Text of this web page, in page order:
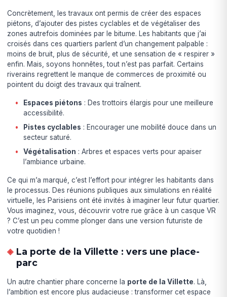
Concrètement, les travaux ont permis de créer des espaces
piétons, d’ajouter des pistes cyclables et de végétaliser des
zones autrefois dominées par le bitume. Les habitants que j’ai
croisés dans ces quartiers parlent d’un changement palpable :
moins de bruit, plus de sécurité, et une sensation de « respirer »
enfin. Mais, soyons honnêtes, tout n’est pas parfait. Certains
riverains regrettent le manque de commerces de proximité ou
pointent du doigt des travaux qui traînent.
Espaces piétons : Des trottoirs élargis pour une meilleure
accessibilité.
Pistes cyclables : Encourager une mobilité douce dans un
secteur saturé.
Végétalisation : Arbres et espaces verts pour apaiser
l’ambiance urbaine.
Ce qui m’a marqué, c’est l’effort pour intégrer les habitants dans
le processus. Des réunions publiques aux simulations en réalité
virtuelle, les Parisiens ont été invités à imaginer leur futur quartier.
Vous imaginez, vous, découvrir votre rue grâce à un casque VR
? C’est un peu comme plonger dans une version futuriste de
votre quotidien !
La porte de la Villette : vers une place-
parc
Un autre chantier phare concerne la porte de la Villette. Là,
l’ambition est encore plus audacieuse : transformer cet espace